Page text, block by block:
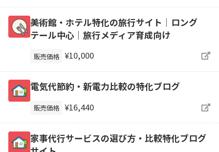
美術館・ホテル特化の旅行サイト｜ロング
テール中心｜旅行メディア育成向け
販売価格 ¥10,000
電気代節約・新電力比較の特化ブログ
販売価格 ¥16,440
家事代行サービスの選び方・比較特化ブログ